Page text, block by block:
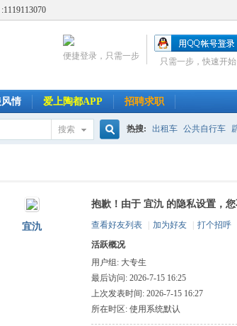
只需一步，快速开始
便捷登录，只需一步
风情 爱上陶都APP 招聘求职
搜索
索
热搜: 出租车 公共自行车
宜氿
抱歉！由于 宜氿 的隐私设置，
查看好友列表 加为好友 打个招呼
活跃概况
用户组: 大专生
最后访问: 2026-7-15 16:25
上次发表时间: 2026-7-15 16:27
所在时区: 使用系统默认